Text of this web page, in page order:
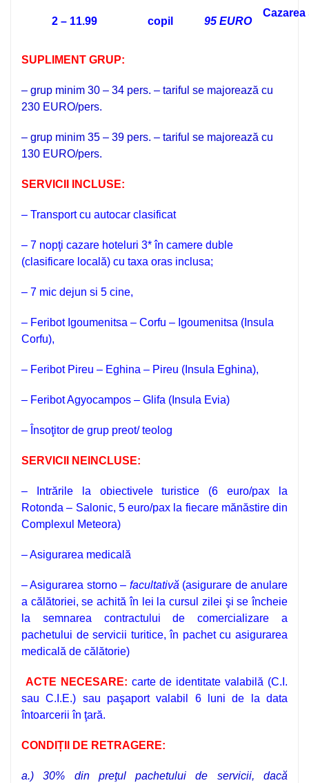
2 – 11.99 copil 95 EURO
SUPLIMENT GRUP:
– grup minim 30 – 34 pers. – tariful se majorează cu
230 EURO/pers.
– grup minim 35 – 39 pers. – tariful se majorează cu
130 EURO/pers.
SERVICII INCLUSE:
– Transport cu autocar clasificat
– 7 nopţi cazare hoteluri 3* în camere duble
(clasificare locală) cu taxa oras inclusa;
– 7 mic dejun si 5 cine,
– Feribot Igoumenitsa – Corfu – Igoumenitsa (Insula
Corfu),
– Feribot Pireu – Eghina – Pireu (Insula Eghina),
– Feribot Agyocampos – Glifa (Insula Evia)
– Însoţitor de grup preot/ teolog
SERVICII NEINCLUSE:
– Intrările la obiectivele turistice (6 euro/pax la
Rotonda – Salonic, 5 euro/pax la fiecare mănăstire din
Complexul Meteora)
– Asigurarea medicală
– Asigurarea storno – facultativă(asigurare de anulare
a călătoriei, se achită în lei la cursul zilei şi se încheie
la semnarea contractului de comercializare a
pachetului de servicii turitice, în pachet cu asigurarea
medicală de călătorie)
ACTE NECESARE: carte de identitate valabilă (C.I.
sau C.I.E.) sau paşaport valabil 6 luni de la data
întoarcerii în ţară.
CONDIȚII DE RETRAGERE:
a.)30% din preţul pachetului de servicii, dacă